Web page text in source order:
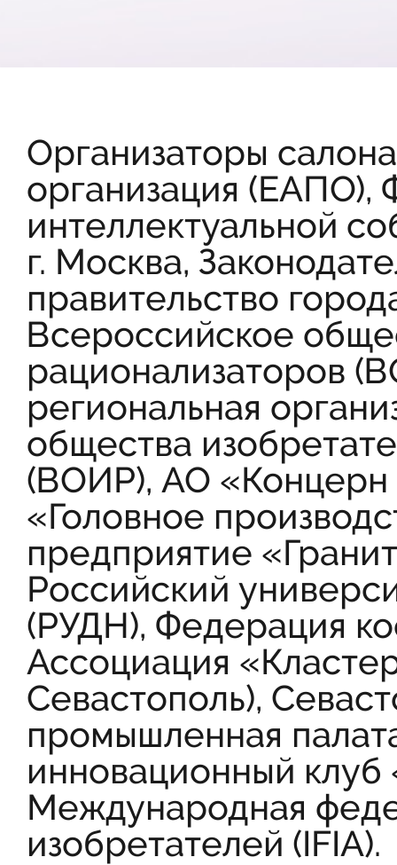
Организаторы
организация (ЕАПО),
интеллектуальной
г. Москва,
правительство
Всероссийское
рационализаторов
региональная
общества
(ВОИР), АО
«Головное
предприятие
Российский
(РУДН), Федерация
Ассоциация
Севастополь),
промышленная
инновационный
Международная
изобретателей (IFIA).